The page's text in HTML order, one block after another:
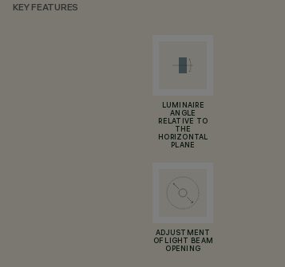
KEY FEATURES
LUMINAIRE
ANGLE
RELATIVE TO
THE
HORIZONTAL
PLANE
ADJUSTMENT
OF LIGHT BEAM
OPENING